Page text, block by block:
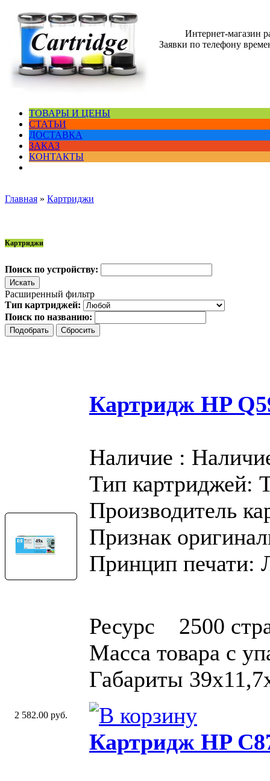
Интернет-магазин
Заявки по телефону
ТОВАРЫ И ЦЕНЫ
СТАТЬИ
ДОСТАВКА
ЗАКАЗ
КОНТАКТЫ
Главная » Картриджи
Картриджи
Поиск по устройству:
Расширенный фильтр
Тип картриджей:
Поиск по названию:
Картридж HP
Наличие :
Тип картриджей:
Производитель
Признак
Принцип печати:
Ресурс 2500
Масса товара с
Габариты
2 582.00 руб.
Картридж HP